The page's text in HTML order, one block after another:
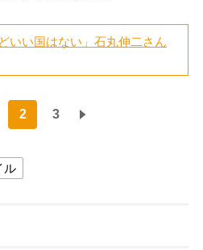
いい国はない」石丸伸二さん
2 3
ル